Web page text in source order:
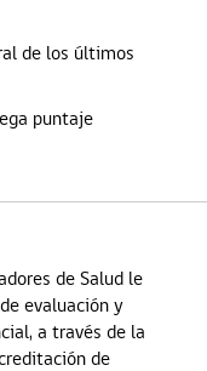
de los últimos
puntaje
de Salud le
evaluación y
a través de la
de